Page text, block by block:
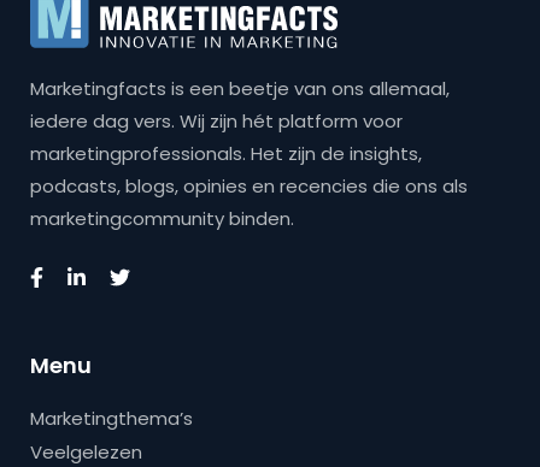
Marketingfacts is een beetje van ons allemaal,
iedere dag vers. Wij zijn hét platform voor
marketingprofessionals. Het zijn de insights,
podcasts, blogs, opinies en recencies die ons als
marketingcommunity binden.
Menu
Marketingthema’s
Veelgelezen